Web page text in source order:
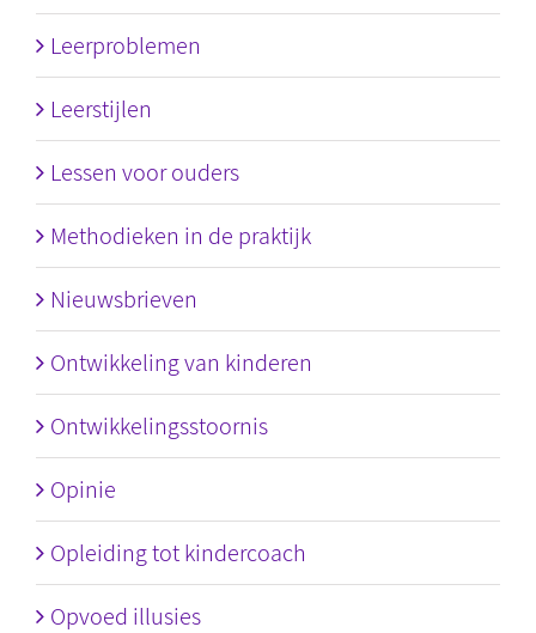
Leerproblemen
Leerstijlen
Lessen voor ouders
Methodieken in de praktijk
Nieuwsbrieven
Ontwikkeling van kinderen
Ontwikkelingsstoornis
Opinie
Opleiding tot kindercoach
Opvoed illusies